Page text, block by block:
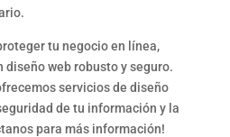
tu negocio en línea,
diseño web robusto y seguro.
servicios de diseño
de tu información y la
para más información!